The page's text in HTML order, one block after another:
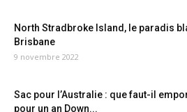
North Stradbroke Island, le paradis
Brisbane
9 novembre 2022
Sac pour l’Australie : que faut-il
pour un an Down...